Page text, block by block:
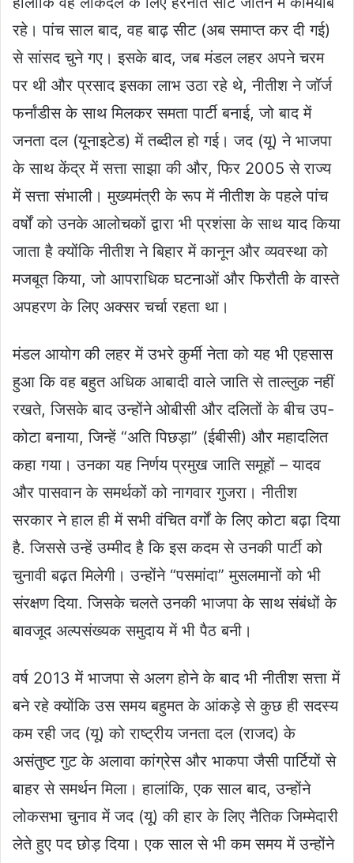
रहे। पांच साल बाद, वह बाढ़ सीट (अब समाप्त कर दी गई)
से सांसद चुने गए। इसके बाद, जब मंडल लहर अपने चरम
पर थी और प्रसाद इसका लाभ उठा रहे थे, नीतीश ने जॉर्ज
फर्नांडीस के साथ मिलकर समता पार्टी बनाई, जो बाद में
जनता दल (यूनाइटेड) में तब्दील हो गई। जद (यू) ने भाजपा
के साथ केंद्र में सत्ता साझा की और, फिर 2005 से राज्य
में सत्ता संभाली। मुख्यमंत्री के रूप में नीतीश के पहले पांच
वर्षों को उनके आलोचकों द्वारा भी प्रशंसा के साथ याद किया
जाता है क्योंकि नीतीश ने बिहार में कानून और व्यवस्था को
मजबूत किया, जो आपराधिक घटनाओं और फिरौती के वास्ते
अपहरण के लिए अक्सर चर्चा रहता था।
मंडल आयोग की लहर में उभरे कुर्मी नेता को यह भी एहसास
हुआ कि वह बहुत अधिक आबादी वाले जाति से ताल्लुक नहीं
रखते, जिसके बाद उन्होंने ओबीसी और दलितों के बीच उप-
कोटा बनाया, जिन्हें “अति पिछड़ा” (ईबीसी) और महादलित
कहा गया। उनका यह निर्णय प्रमुख जाति समूहों – यादव
और पासवान के समर्थकों को नागवार गुजरा। नीतीश
सरकार ने हाल ही में सभी वंचित वर्गों के लिए कोटा बढ़ा दिया
है. जिससे उन्हें उम्मीद है कि इस कदम से उनकी पार्टी को
चुनावी बढ़त मिलेगी। उन्होंने “पसमांदा” मुसलमानों को भी
संरक्षण दिया. जिसके चलते उनकी भाजपा के साथ संबंधों के
बावजूद अल्पसंख्यक समुदाय में भी पैठ बनी।
वर्ष 2013 में भाजपा से अलग होने के बाद भी नीतीश सत्ता में
बने रहे क्योंकि उस समय बहुमत के आंकड़े से कुछ ही सदस्य
कम रही जद (यू) को राष्ट्रीय जनता दल (राजद) के
असंतुष्ट गुट के अलावा कांग्रेस और भाकपा जैसी पार्टियों से
बाहर से समर्थन मिला। हालांकि, एक साल बाद, उन्होंने
लोकसभा चुनाव में जद (यू) की हार के लिए नैतिक जिम्मेदारी
लेते हुए पद छोड़ दिया। एक साल से भी कम समय में उन्होंने